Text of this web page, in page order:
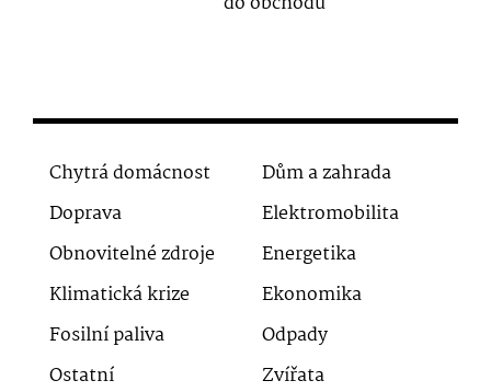
Chytrá domácnost
Dům a zahrada
Doprava
Elektromobilita
Obnovitelné zdroje
Energetika
Klimatická krize
Ekonomika
Fosilní paliva
Odpady
Ostatní
Zvířata